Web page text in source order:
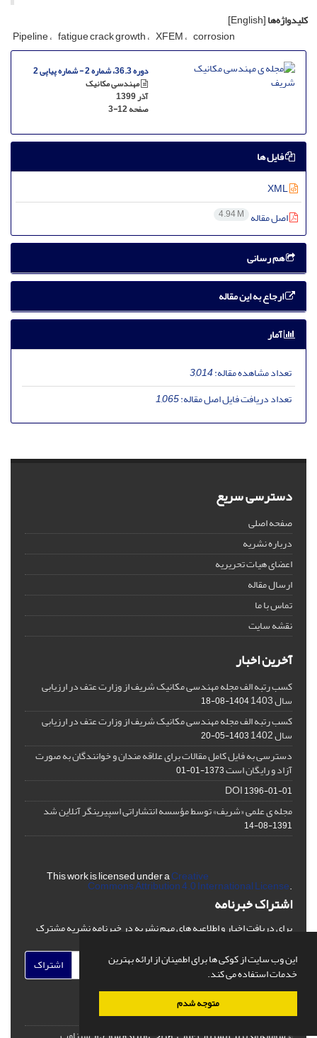
این وب سایت از کوکی ها برای اطمینان از ارائه بهترین
خدمات استفاده می کند.
متوجه شدم
کلیدواژه‌ها[English]
P‌i‌p‌e‌l‌i‌n‌e f‌a‌t‌i‌g‌u‌e c‌r‌a‌c‌k g‌r‌o‌w‌t‌h X‌F‌E‌M c‌o‌r‌r‌o‌s‌i‌o‌n
دوره 36.3، شماره 2 - شماره پیاپی 2
مهندسی مکانیک
آذر 1399
صفحه3-12
فایل ها
اصل مقاله 4.94 M
هم رسانی
ارجاع به این مقاله
آمار
تعداد مشاهده مقاله:3,014
تعداد دریافت فایل اصل مقاله:1,065
دسترسی سریع
صفحه اصلی
درباره نشریه
اعضای هیات تحریریه
ارسال مقاله
تماس با ما
نقشه سایت
آخرین اخبار
کسب رتبه الف مجله مهندسی مکانیک شریف از وزارت عتف در ارزیابی
سال 1403 1404-08-18
کسب رتبه الف مجله مهندسی مکانیک شریف از وزارت عتف در ارزیابی
سال 1402 1403-05-20
دسترسی به فایل کامل مقالات برای علاقه مندان و خوانندگان به صورت
آزاد و رایگان است1373-01-01
DOI1396-01-01
مجله ی علمی «شریف» توسط مؤسسه انتشاراتی اسپیرینگر آنلاین شد
1391-08-14
This work is licensed under aCreative
Commons Attribution 4.0 International License.
اشتراک خبرنامه
برای دریافت اخبار و اطلاعیه های مهم نشریه در خبرنامه نشریه مشترک
اشتراک